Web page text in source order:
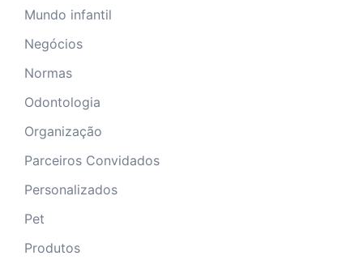
Mundo infantil
Negócios
Normas
Odontologia
Organização
Parceiros Convidados
Personalizados
Pet
Produtos